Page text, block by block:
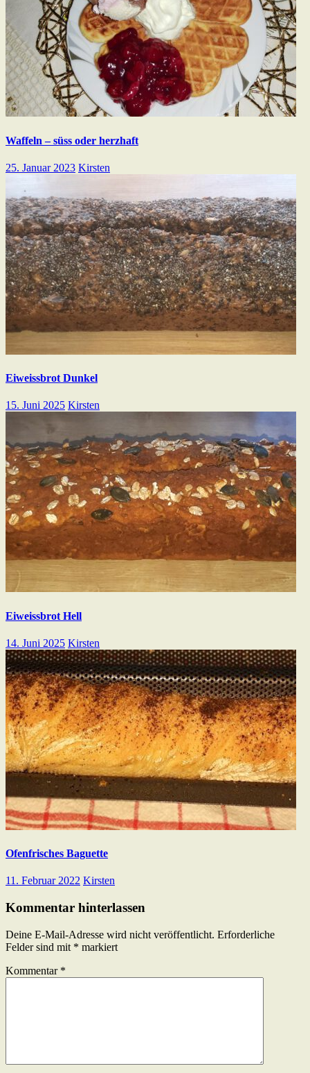
Waffeln – süss oder herzhaft
25. Januar 2023 Kirsten
Eiweissbrot Dunkel
15. Juni 2025 Kirsten
Eiweissbrot Hell
14. Juni 2025 Kirsten
Ofenfrisches Baguette
11. Februar 2022 Kirsten
Kommentar hinterlassen
Deine E-Mail-Adresse wird nicht veröffentlicht. Erforderliche
Felder sind mit * markiert
Kommentar *